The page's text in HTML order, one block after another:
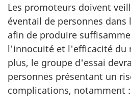
Les promoteurs doivent
éventail de personnes dans
afin de produire
l'innocuité et l'efficacité du
plus, le groupe d'essai
personnes présentant un
complications, notamment :